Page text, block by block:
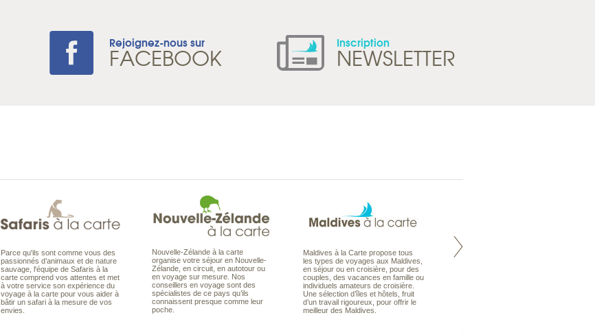
Rejoignez-nous sur
FACEBOOK Inscription
NEWSLETTER
Parce qu'ils sont comme vous des
passionnés d’animaux et de nature
sauvage, l'équipe de Safaris à la
carte comprend vos attentes et met
à votre service son expérience du
voyage à la carte pour vous aider à
bâtir un safari à la mesure de vos
envies.
Nouvelle-Zélande à la carte
organise votre séjour en Nouvelle-
Zélande, en circuit, en autotour ou
en voyage sur mesure. Nos
conseillers en voyage sont des
spécialistes de ce pays qu’ils
connaissent presque comme leur
poche.
Maldives à la Carte propose tous
les types de voyages aux Maldives,
en séjour ou en croisière, pour des
couples, des vacances en famille ou
individuels amateurs de croisière.
Une sélection d’îles et hôtels, fruit
d’un travail rigoureux, pour offrir le
meilleur des Maldives.
Notre site Odyssee est un portail